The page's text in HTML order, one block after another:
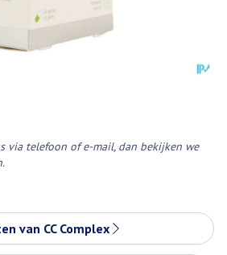
via telefoon of e-mail, dan bekijken we
van CC Complex